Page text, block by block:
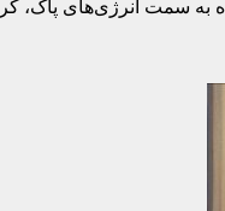
به سمت انرژی‌های